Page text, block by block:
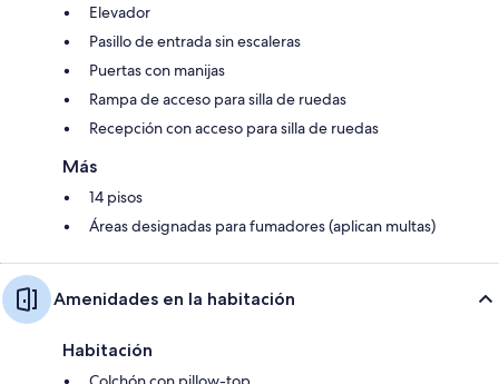
Elevador
Pasillo de entrada sin escaleras
Puertas con manijas
Rampa de acceso para silla de ruedas
Recepción con acceso para silla de ruedas
Más
14 pisos
Áreas designadas para fumadores (aplican multas)
Amenidades en la habitación
Habitación